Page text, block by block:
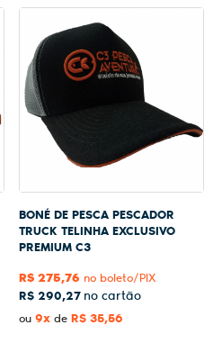
BONÉ DE PESCA PESCADOR
TRUCK TELINHA EXCLUSIVO
PREMIUM C3
R$ 290,27
R$ 275,76 no boleto/PIX
ou 9x de R$ 35,56